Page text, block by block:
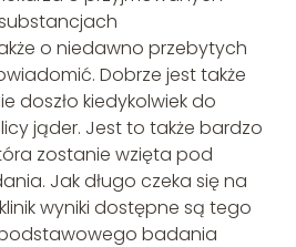
o niedawno przebytych
Dobrze jest także
doszło kiedykolwiek do
jąder. Jest to także bardzo
zostanie wzięta pod
Jak długo czeka się na
wyniki dostępne są tego
badania